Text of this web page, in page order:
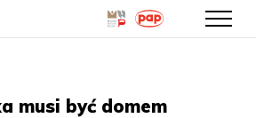
treści
musi być domem